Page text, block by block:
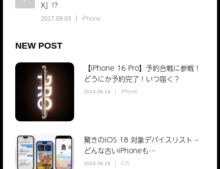
X」!?
2017.09.03 iPhone
NEW POST
【iPhone 16 Pro】予約合戦に参戦！
どうにか予約完了！いつ届く？
2024.09.14 iPhone
驚きのiOS 18 対象デバイスリスト –
どんな古いiPhoneも…
2024.06.16 iOS